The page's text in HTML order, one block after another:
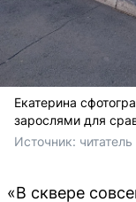
Екатерина
зарослями для
Источник: читатель
«В сквере